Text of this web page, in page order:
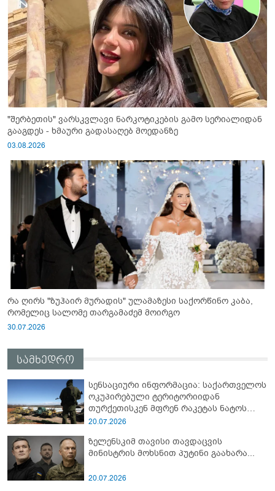
"შერბეთის" ვარსკვლავი ნარკოტიკების გამო სერიალიდან
გააგდეს - ხმაური გადასაღებ მოედანზე
03.08.2026
რა ღირს "ზუჰაირ მურადის" ულამაზესი საქორწინო კაბა,
რომელიც სალომე თარგამაძემ მოირგო
30.07.2026
სამხედრო
სენსაციური ინფორმაცია: საქართველოს
ოკუპირებული ტერიტორიიდან
თურქეთისკენ მფრენ რაკეტას ნატოს
სამიტი კინაღამ ჩაუშლია
20.07.2026
ზელენსკიმ თავისი თავდაცვის
მინისტრის მოხსნით პუტინი გაახარა...
20.07.2026